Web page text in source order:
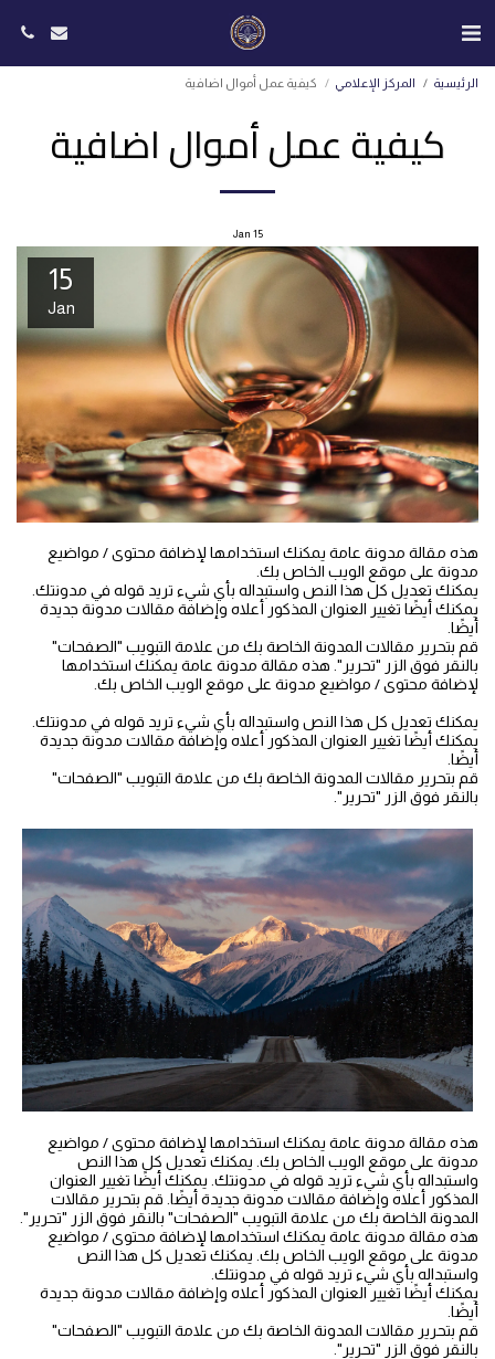
الرئيسية المركز الإعلامي كيفية عمل أموال اضافية
كيفية عمل أموال اضافية
15
Jan
15
Jan
هذه مقالة مدونة عامة يمكنك استخدامها لإضافة محتوى / مواضيع
مدونة على موقع الويب الخاص بك.
يمكنك تعديل كل هذا النص واستبداله بأي شيء تريد قوله في مدونتك.
يمكنك أيضًا تغيير العنوان المذكور أعلاه وإضافة مقالات مدونة جديدة
أيضًا.
قم بتحرير مقالات المدونة الخاصة بك من علامة التبويب "الصفحات"
بالنقر فوق الزر "تحرير". هذه مقالة مدونة عامة يمكنك استخدامها
لإضافة محتوى / مواضيع مدونة على موقع الويب الخاص بك.
يمكنك تعديل كل هذا النص واستبداله بأي شيء تريد قوله في مدونتك.
يمكنك أيضًا تغيير العنوان المذكور أعلاه وإضافة مقالات مدونة جديدة
أيضًا.
قم بتحرير مقالات المدونة الخاصة بك من علامة التبويب "الصفحات"
بالنقر فوق الزر "تحرير".
هذه مقالة مدونة عامة يمكنك استخدامها لإضافة محتوى / مواضيع
مدونة على موقع الويب الخاص بك. يمكنك تعديل كل هذا النص
واستبداله بأي شيء تريد قوله في مدونتك. يمكنك أيضًا تغيير العنوان
المذكور أعلاه وإضافة مقالات مدونة جديدة أيضًا. قم بتحرير مقالات
المدونة الخاصة بك من علامة التبويب "الصفحات" بالنقر فوق الزر "تحرير".
هذه مقالة مدونة عامة يمكنك استخدامها لإضافة محتوى / مواضيع
مدونة على موقع الويب الخاص بك. يمكنك تعديل كل هذا النص
واستبداله بأي شيء تريد قوله في مدونتك.
يمكنك أيضًا تغيير العنوان المذكور أعلاه وإضافة مقالات مدونة جديدة
أيضًا.
قم بتحرير مقالات المدونة الخاصة بك من علامة التبويب "الصفحات"
بالنقر فوق الزر "تحرير".